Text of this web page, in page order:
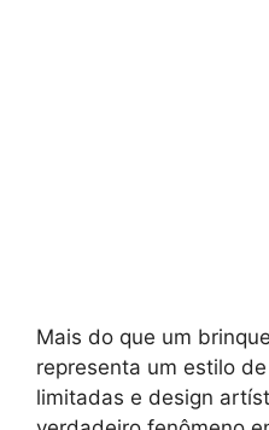
Mais do que um
representa um estilo
limitadas e design